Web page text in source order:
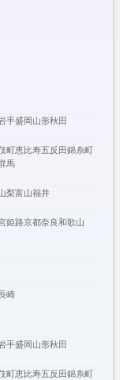
手盛岡山形秋田
町恵比寿五反田錦糸町
馬
梨富山福井
姫路京都奈良和歌山
崎
手盛岡山形秋田
町恵比寿五反田錦糸町